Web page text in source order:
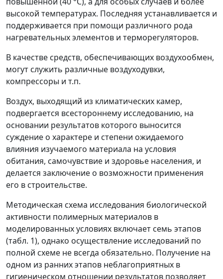
высокой температурах. Последняя устанавливается и
поддерживается при помощи различного рода
нагревательных элементов и терморегуляторов.
В качестве средств, обеспечивающих воздухообмен,
могут служить различные воздуходувки,
компрессоры и т.п.
Воздух, выходящий из климатических камер,
подвергается всестороннему исследованию, на
основании результатов которого выносится
суждение о характере и степени ожидаемого
влияния изучаемого материала на условия
обитания, самочувствие и здоровье населения, и
делается заключение о возможности применения
его в строительстве.
Методическая схема исследования биологической
активности полимерных материалов в
моделированных условиях включает семь этапов
(табл. 1), однако осуществление исследований по
полной схеме не всегда обязательно. Получение на
одном из ранних этапов неблагоприятных в
гигиеническом отношении результатов позволяет